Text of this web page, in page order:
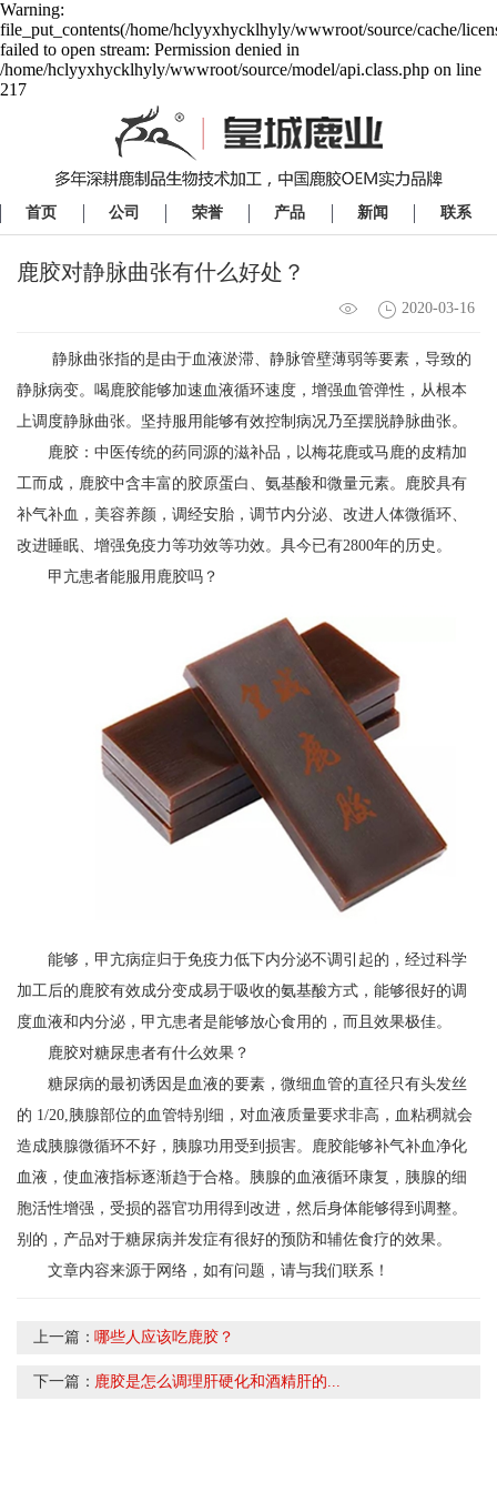
Warning:
file_put_contents(/home/hclyyxhycklhyly/wwwroot/source/cache/
failed to open stream: Permission denied in
/home/hclyyxhycklhyly/wwwroot/source/model/api.class.php on line
217
首页 公司 荣誉 产品 新闻 联系
鹿胶对静脉曲张有什么好处？
2020-03-16
静脉曲张指的是由于血液淤滞、静脉管壁薄弱等要素，导致的
静脉病变。喝鹿胶能够加速血液循环速度，增强血管弹性，从根本
上调度静脉曲张。坚持服用能够有效控制病况乃至摆脱静脉曲张。
鹿胶：中医传统的药同源的滋补品，以梅花鹿或马鹿的皮精加
工而成，鹿胶中含丰富的胶原蛋白、氨基酸和微量元素。鹿胶具有
补气补血，美容养颜，调经安胎，调节内分泌、改进人体微循环、
改进睡眠、增强免疫力等功效等功效。具今已有2800年的历史。
甲亢患者能服用鹿胶吗？
能够，甲亢病症归于免疫力低下内分泌不调引起的，经过科学
加工后的鹿胶有效成分变成易于吸收的氨基酸方式，能够很好的调
度血液和内分泌，甲亢患者是能够放心食用的，而且效果极佳。
鹿胶对糖尿患者有什么效果？
糖尿病的最初诱因是血液的要素，微细血管的直径只有头发丝
的 1/20,胰腺部位的血管特别细，对血液质量要求非高，血粘稠就会
造成胰腺微循环不好，胰腺功用受到损害。鹿胶能够补气补血净化
血液，使血液指标逐渐趋于合格。胰腺的血液循环康复，胰腺的细
胞活性增强，受损的器官功用得到改进，然后身体能够得到调整。
别的，产品对于糖尿病并发症有很好的预防和辅佐食疗的效果。
文章内容来源于网络，如有问题，请与我们联系！
上一篇：哪些人应该吃鹿胶？
下一篇： 鹿胶是怎么调理肝硬化和酒精肝的...